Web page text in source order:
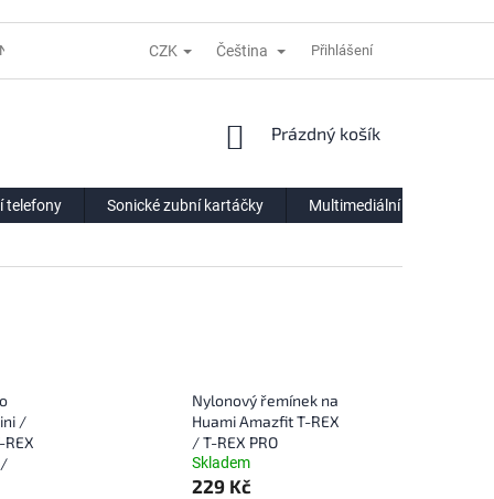
LHŮTĚ REKLAMACE DODACÍ PODMÍNKY
CZK Čeština Přihlášení
NÁKUPNÍ
Prázdný košík
telefony Sonické zubní kartáčky Multimediální centra
/
REX
/
Nylonový řemínek na
Huami Amazfit T-REX
/ T-REX PRO
Skladem
229 Kč